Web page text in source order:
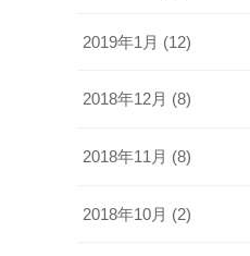
2019年1月 (12)
2018年12月 (8)
2018年11月 (8)
2018年10月 (2)